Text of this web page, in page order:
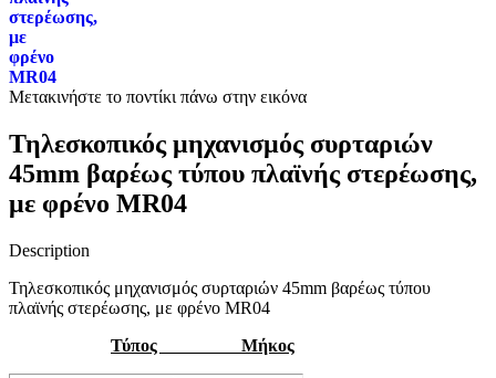
στερέωσης,
με
φρένο
MR04
Μετακινήστε το ποντίκι πάνω στην εικόνα
Τηλεσκοπικός μηχανισμός συρταριών
45mm βαρέως τύπου πλαϊνής στερέωσης,
με φρένο MR04
Description
Τηλεσκοπικός μηχανισμός συρταριών 45mm βαρέως τύπου
πλαϊνής στερέωσης, με φρένο MR04
Τύπος
Μήκος